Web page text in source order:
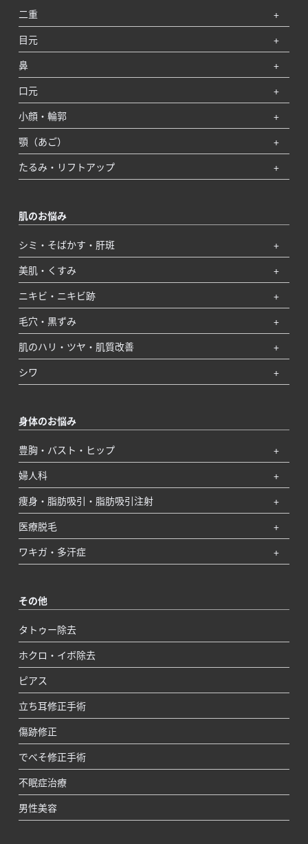
二重
目元
鼻
口元
小顔・輪郭
顎（あご）
たるみ・リフトアップ
肌のお悩み
シミ・そばかす・肝斑
美肌・くすみ
ニキビ・ニキビ跡
毛穴・黒ずみ
肌のハリ・ツヤ・肌質改善
シワ
身体のお悩み
豊胸・バスト・ヒップ
婦人科
痩身・脂肪吸引・脂肪吸引注射
医療脱毛
ワキガ・多汗症
その他
タトゥー除去
ホクロ・イボ除去
ピアス
立ち耳修正手術
傷跡修正
でべそ修正手術
不眠症治療
男性美容